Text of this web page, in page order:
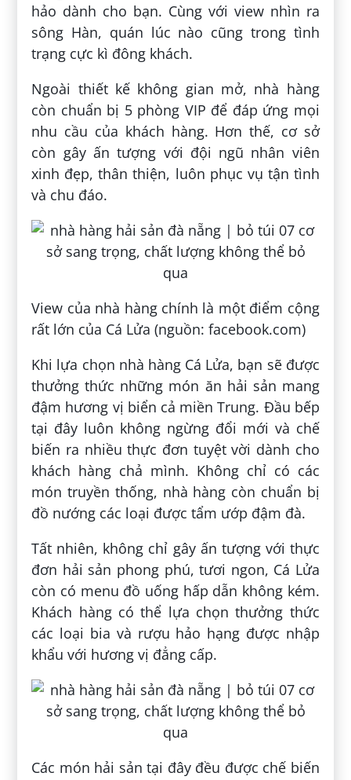
hảo dành cho bạn. Cùng với view nhìn ra
sông Hàn, quán lúc nào cũng trong tình
trạng cực kì đông khách.
Ngoài thiết kế không gian mở, nhà hàng
còn chuẩn bị 5 phòng VIP để đáp ứng mọi
nhu cầu của khách hàng. Hơn thế, cơ sở
còn gây ấn tượng với đội ngũ nhân viên
xinh đẹp, thân thiện, luôn phục vụ tận tình
và chu đáo.
View của nhà hàng chính là một điểm cộng
rất lớn của Cá Lửa (nguồn: facebook.com)
Khi lựa chọn nhà hàng Cá Lửa, bạn sẽ được
thưởng thức những món ăn hải sản mang
đậm hương vị biển cả miền Trung. Đầu bếp
tại đây luôn không ngừng đổi mới và chế
biến ra nhiều thực đơn tuyệt vời dành cho
khách hàng chả mình. Không chỉ có các
món truyền thống, nhà hàng còn chuẩn bị
đồ nướng các loại được tẩm ướp đậm đà.
Tất nhiên, không chỉ gây ấn tượng với thực
đơn hải sản phong phú, tươi ngon, Cá Lửa
còn có menu đồ uống hấp dẫn không kém.
Khách hàng có thể lựa chọn thưởng thức
các loại bia và rượu hảo hạng được nhập
khẩu với hương vị đẳng cấp.
Các món hải sản tại đây đều được chế biến